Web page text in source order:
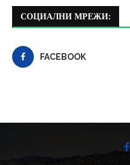
СОЦИАЛНИ МРЕЖИ:
FACEBOOK